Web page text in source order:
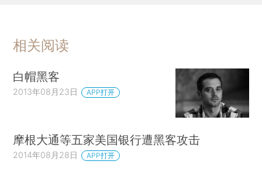
相关阅读
白帽黑客
2013年08月23日 APP打开
摩根大通等五家美国银行遭黑客攻击
2014年08月28日 APP打开